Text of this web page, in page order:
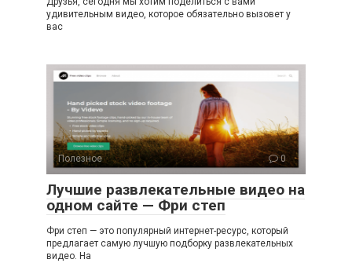
удивительным видео, которое обязательно вызовет у
вас
Полезное 0
Лучшие развлекательные видео на
одном сайте — Фри степ
Фри степ — это популярный интернет-ресурс, который
предлагает самую лучшую подборку развлекательных
видео. На